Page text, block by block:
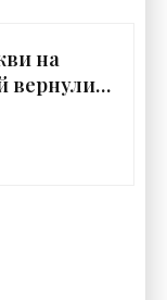
на
вернули